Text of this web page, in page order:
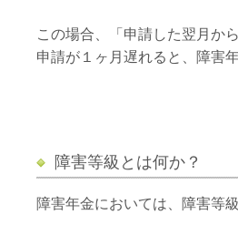
この場合、「申請した翌月か
申請が１ヶ月遅れると、障害
障害等級とは何か？
障害年金においては、障害等